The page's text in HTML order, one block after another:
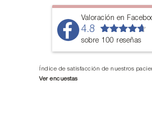
Valoración en
4.8
sobre 100 reseñas
Índice de satisfacción de nuestros
Ver encuestas